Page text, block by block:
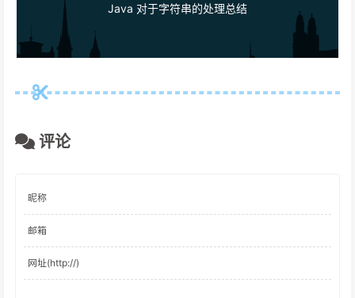
Java 对于字符串的处理总结
评论